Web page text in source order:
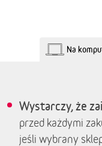
Na
Wystarczy, że
przed każdymi
jeśli wybrany